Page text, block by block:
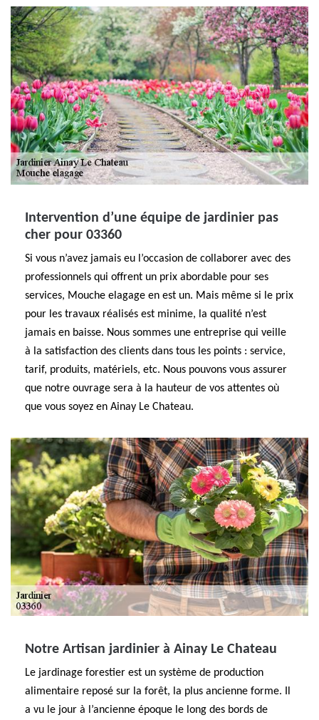
Intervention d’une équipe de jardinier pas
cher pour 03360
Si vous n’avez jamais eu l’occasion de collaborer avec des
professionnels qui offrent un prix abordable pour ses
services, Mouche elagage en est un. Mais même si le prix
pour les travaux réalisés est minime, la qualité n’est
jamais en baisse. Nous sommes une entreprise qui veille
à la satisfaction des clients dans tous les points : service,
tarif, produits, matériels, etc. Nous pouvons vous assurer
que notre ouvrage sera à la hauteur de vos attentes où
que vous soyez en Ainay Le Chateau.
Notre Artisan jardinier à Ainay Le Chateau
Le jardinage forestier est un système de production
alimentaire reposé sur la forêt, la plus ancienne forme. Il
a vu le jour à l’ancienne époque le long des bords de